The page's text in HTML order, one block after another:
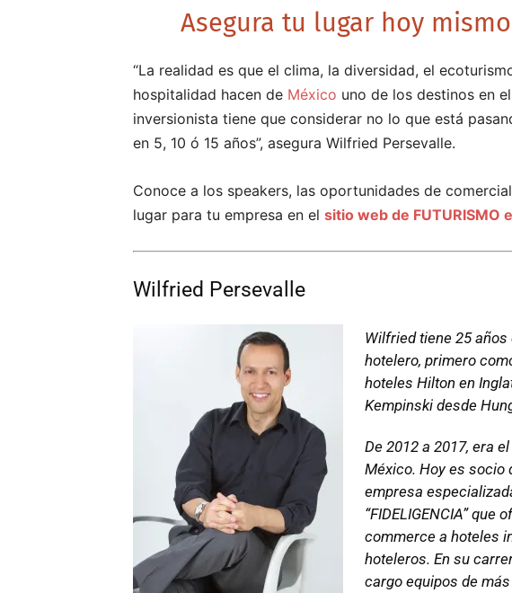
Asegura tu lugar hoy mismo
“La realidad es que el clima, la diversidad, el
hospitalidad hacen de México uno de los destinos en
inversionista tiene que considerar no lo que está
en 5, 10 ó 15 años”, asegura Wilfried Persevalle.
Conoce a los speakers, las oportunidades de
lugar para tu empresa en el sitio web de FUTURISMO
Wilfried Persevalle
Wilfried tiene 25
hotelero, primero
hoteles Hilton en
Kempinski desde
De 2012 a 2017, era
México. Hoy es socio
empresa
“FIDELIGENCIA”
commerce a hoteles
hoteleros. En su
cargo equipos de